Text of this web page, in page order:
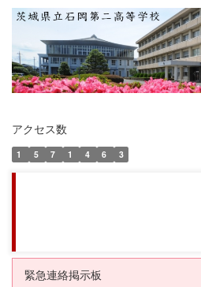
アクセス数
1 5 7 1 4 6 3
緊急連絡掲示板